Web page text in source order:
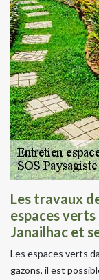
Les travaux
espaces
Janailhac et
Les espaces verts
gazons, il est